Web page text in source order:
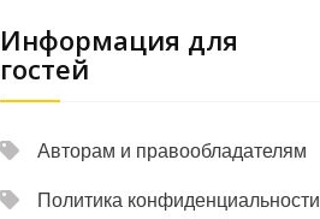
Информация для
гостей
Авторам и правообладателям
Политика конфиденциальности